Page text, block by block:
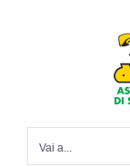
Vai a...